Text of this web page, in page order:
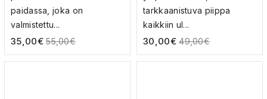
paidassa, joka on
valmistettu...
35,00€ 55,00€
tarkkaanistuva piippa
kaikkiin ul...
30,00€ 49,00€